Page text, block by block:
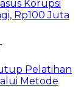
Korupsi
Rp100 Juta
Pelatihan
Metode